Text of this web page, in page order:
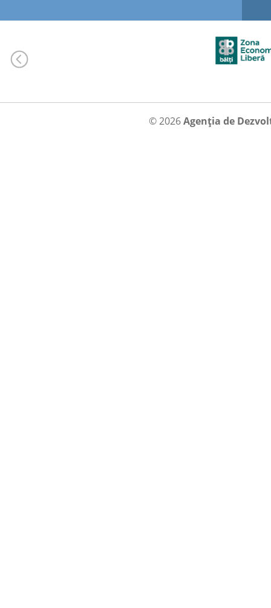
© 2026Agenția de